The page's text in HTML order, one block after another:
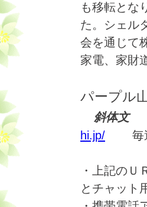
も移転とな
た。シェル
会を通じて
家電、家財
パープル
斜体文
hi.jp/ 毎週
・上記のＵ
とチャット